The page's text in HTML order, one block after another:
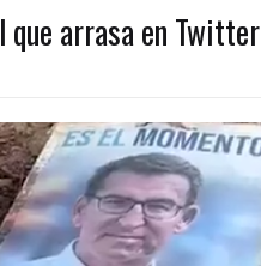
que arrasa en Twitter